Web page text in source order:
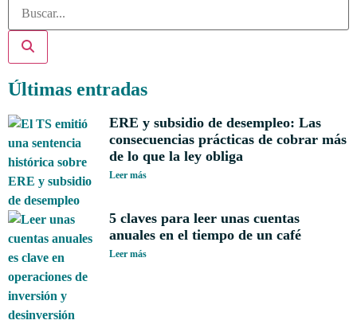
Últimas entradas
ERE y subsidio de desempleo: Las
consecuencias prácticas de cobrar más
de lo que la ley obliga
Leer más
5 claves para leer unas cuentas
anuales en el tiempo de un café
Leer más